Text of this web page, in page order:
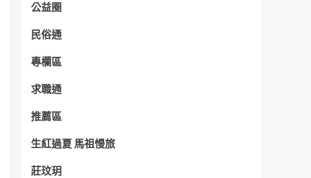
公益圈
民俗通
專欄區
求職通
推薦區
生紅過夏 馬祖慢旅
莊玟玥